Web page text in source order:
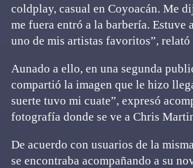
coldplay, casual en Coyoacán. Me
me fuera entró a la barbería. Estuve
uno de mis artistas favoritos”,
Aunado a ello, en una segunda
compartió la imagen que le hizo
suerte tuvo mi cuate”, expresó
fotografía donde se ve a Chris
De acuerdo con usuarios de la
se encontraba acompañando a su